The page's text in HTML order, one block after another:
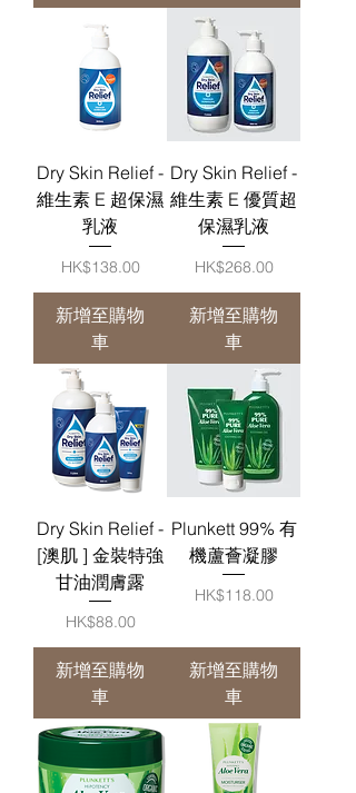
Dry Skin Relief -
維生素 E 超保濕
乳液
價格
HK$138.00
新增至購物
車
Dry Skin Relief -
維生素 E 優質超
保濕乳液
價格
HK$268.00
新增至購物
車
Dry Skin Relief -
[澳肌 ] 金裝特強
甘油潤膚露
價格
HK$88.00
新增至購物
車
Plunkett 99% 有
機蘆薈凝膠
價格
HK$118.00
新增至購物
車